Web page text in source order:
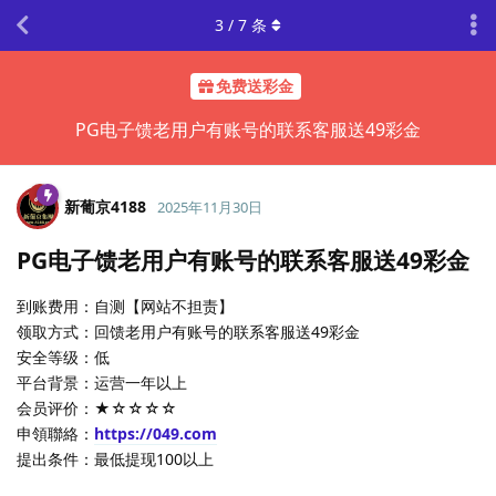
免费送彩金
PG电子馈老用户有账号的联系客服送49彩金
3 / 7 条
新葡京4188 2025年11月30日
PG电子馈老用户有账号的联系客服送49彩金
到账费用：自测【网站不担责】
领取方式：回馈老用户有账号的联系客服送49彩金
安全等级：低
平台背景：运营一年以上
会员评价：★☆☆☆☆
申領聯絡： https://049.com
提出条件：最低提现100以上